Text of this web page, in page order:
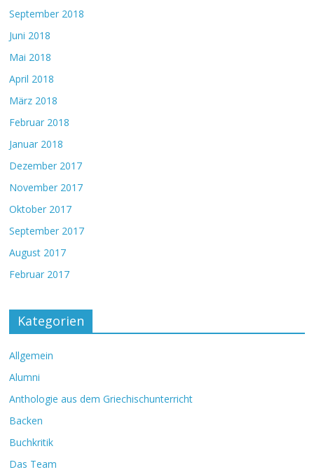
September 2018
Juni 2018
Mai 2018
April 2018
März 2018
Februar 2018
Januar 2018
Dezember 2017
November 2017
Oktober 2017
September 2017
August 2017
Februar 2017
Kategorien
Allgemein
Alumni
Anthologie aus dem Griechischunterricht
Backen
Buchkritik
Das Team